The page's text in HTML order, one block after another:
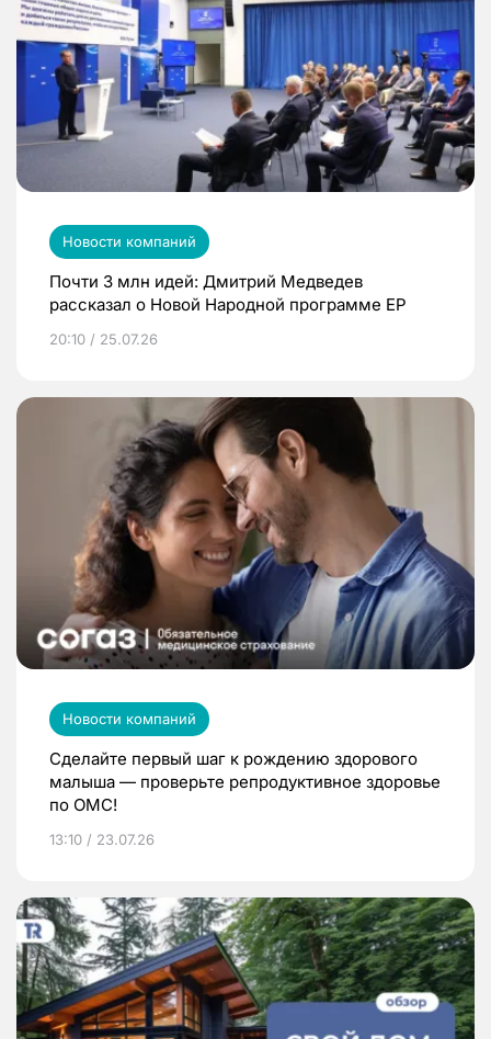
Новости компаний
Почти 3 млн идей: Дмитрий Медведев
рассказал о Новой Народной программе ЕР
20:10 / 25.07.26
Новости компаний
Сделайте первый шаг к рождению здорового
малыша — проверьте репродуктивное здоровье
по ОМС!
13:10 / 23.07.26